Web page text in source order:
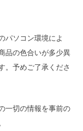
パソコン環境によ
品の色合いが多少異
。予めご了承くださ
一切の情報を事前の